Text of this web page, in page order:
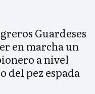
Guardeses
en marcha un
a nivel
del pez espada